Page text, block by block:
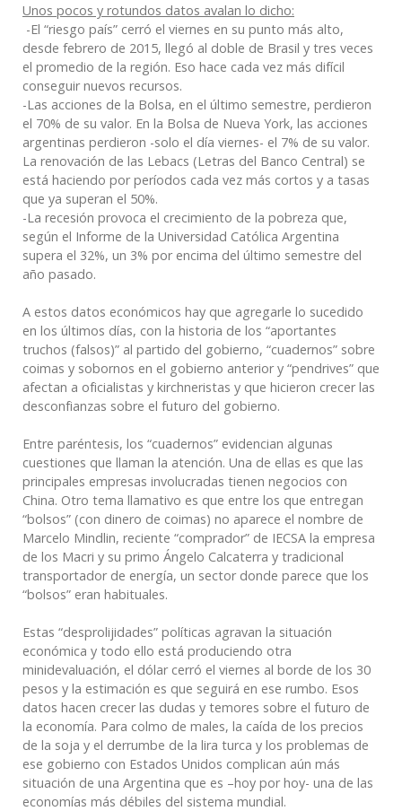
Unos pocos y rotundos datos avalan lo dicho:
-El “riesgo país” cerró el viernes en su punto más alto,
desde febrero de 2015, llegó al doble de Brasil y tres veces
el promedio de la región. Eso hace cada vez más difícil
conseguir nuevos recursos.
-Las acciones de la Bolsa, en el último semestre, perdieron
el 70% de su valor. En la Bolsa de Nueva York, las acciones
argentinas perdieron -solo el día viernes- el 7% de su valor.
La renovación de las Lebacs (Letras del Banco Central) se
está haciendo por períodos cada vez más cortos y a tasas
que ya superan el 50%.
-La recesión provoca el crecimiento de la pobreza que,
según el Informe de la Universidad Católica Argentina
supera el 32%, un 3% por encima del último semestre del
año pasado.
A estos datos económicos hay que agregarle lo sucedido
en los últimos días, con la historia de los “aportantes
truchos (falsos)” al partido del gobierno, “cuadernos” sobre
coimas y sobornos en el gobierno anterior y “pendrives” que
afectan a oficialistas y kirchneristas y que hicieron crecer las
desconfianzas sobre el futuro del gobierno.
Entre paréntesis, los “cuadernos” evidencian algunas
cuestiones que llaman la atención. Una de ellas es que las
principales empresas involucradas tienen negocios con
China. Otro tema llamativo es que entre los que entregan
“bolsos” (con dinero de coimas) no aparece el nombre de
Marcelo Mindlin, reciente “comprador” de IECSA la empresa
de los Macri y su primo Ángelo Calcaterra y tradicional
transportador de energía, un sector donde parece que los
“bolsos” eran habituales.
Estas “desprolijidades” políticas agravan la situación
económica y todo ello está produciendo otra
minidevaluación, el dólar cerró el viernes al borde de los 30
pesos y la estimación es que seguirá en ese rumbo. Esos
datos hacen crecer las dudas y temores sobre el futuro de
la economía. Para colmo de males, la caída de los precios
de la soja y el derrumbe de la lira turca y los problemas de
ese gobierno con Estados Unidos complican aún más
situación de una Argentina que es –hoy por hoy- una de las
economías más débiles del sistema mundial.